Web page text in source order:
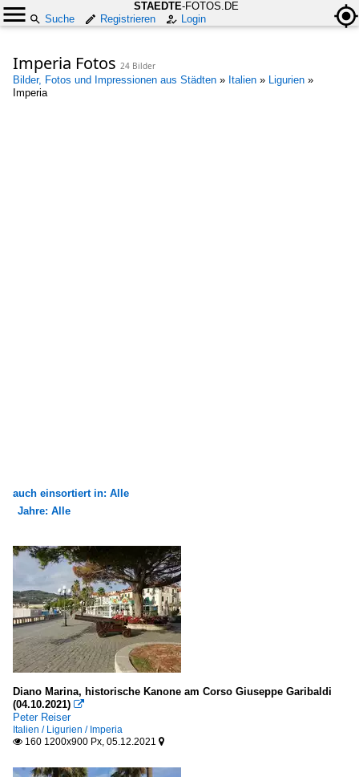
STAEDTE-FOTOS.DE
Suche
Registrieren Login
Imperia Fotos 24 Bilder
Bilder, Fotos und Impressionen aus Städten » Italien » Ligurien »
Imperia
auch einsortiert in: Alle
Jahre: Alle
Alle Jahre
2020
2021
Diano Marina, historische Kanone am Corso Giuseppe Garibaldi
(04.10.2021) 
Peter Reiser
Italien / Ligurien / Imperia
 160 1200x900 Px, 05.12.2021 